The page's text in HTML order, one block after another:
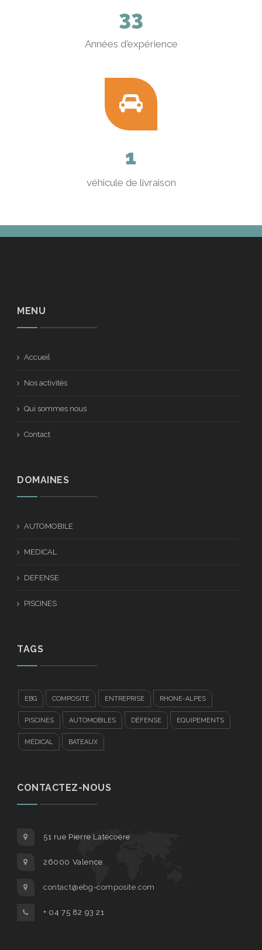
33
Années d'expérience
1
véhicule de livraison
MENU
Accueil
Nos activités
Qui sommes nous
Contact
DOMAINES
AUTOMOBILE
MEDICAL
DEFENSE
PISCINES
TAGS
EBG COMPOSITE ENTREPRISE RHONE-ALPES
PISCINES AUTOMOBILES DÉFENSE EQUIPEMENTS
MÉDICAL BATEAUX
CONTACTEZ-NOUS
51 rue Pierre Latécoère
26000 Valence
contact@ebg-composite.com
+ 04 75 82 93 21